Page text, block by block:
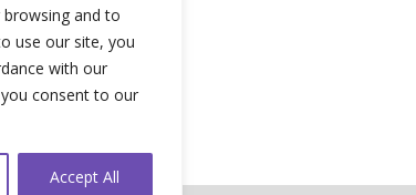
and to
use our site, you
with our
you consent to our
Accept All